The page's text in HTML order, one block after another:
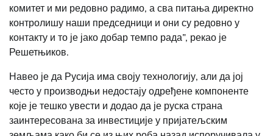
комитет и ми редовно радимо, а сва питања директно
контролишу наши председници и они су редовно у
контакту и то је јако добар темпо рада”, рекао је
Решетњиков.
Навео је да Русија има своју технологију, али да јој
често у производњи недостају одређене компоненте
које је тешко увести и додао да је руска страна
заинтересована за инвестиције у пријатељским